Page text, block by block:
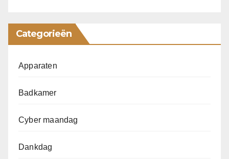
Categorieën
Apparaten
Badkamer
Cyber maandag
Dankdag